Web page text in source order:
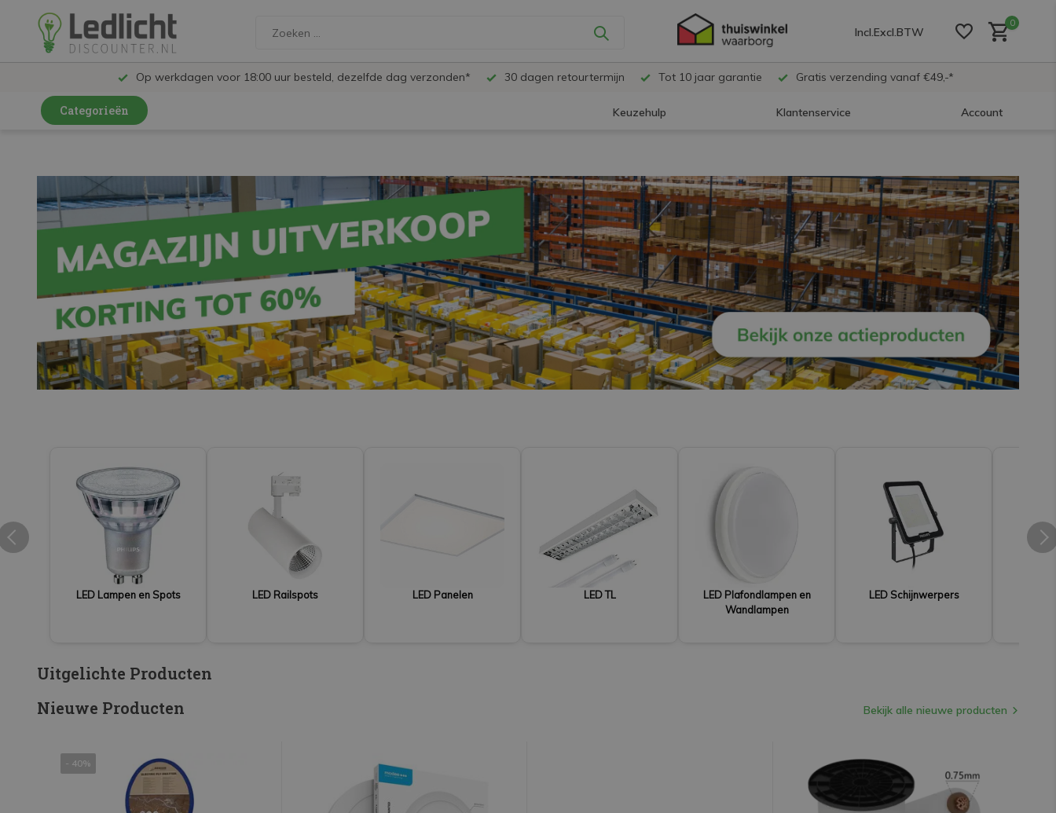
Incl.Excl.BTW
Account aanmaken
0
Op werkdagen voor 18:00 uur besteld, dezelfde dag verzonden* 30 dagen retourtermijn Tot 10 jaar garantie Gratis verzending vanaf €49,-*
Categorieën Keuzehulp Klantenservice Account
Account aanmaken
LED Railspots
LED TL
LED Plafondlampen en Wandlampen
LED Schijnwerpers
LED High Bay lampen
LED Strips
Decoratieve verlichting
Installatiemateriaal
Mega Sale
Verduurzaming
LED TL verlichting
LED Lampen en Spots LED Railspots LED Panelen LED TL
LED Plafondlampen en
Wandlampen
LED Schijnwerpers
Uitgelichte Producten
Nieuwe Producten
Bekijk alle nieuwe producten
- 40%